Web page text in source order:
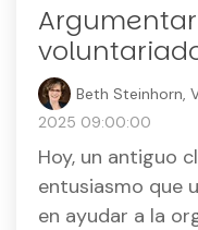
Beth Steinhorn,
2025 09:00:00
Hoy, un antiguo
entusiasmo que
en ayudar a la